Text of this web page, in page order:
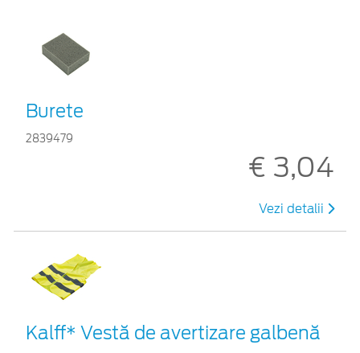
Burete
2839479
€ 3,04
Vezi detalii
Kalff* Vestă de avertizare galbenă